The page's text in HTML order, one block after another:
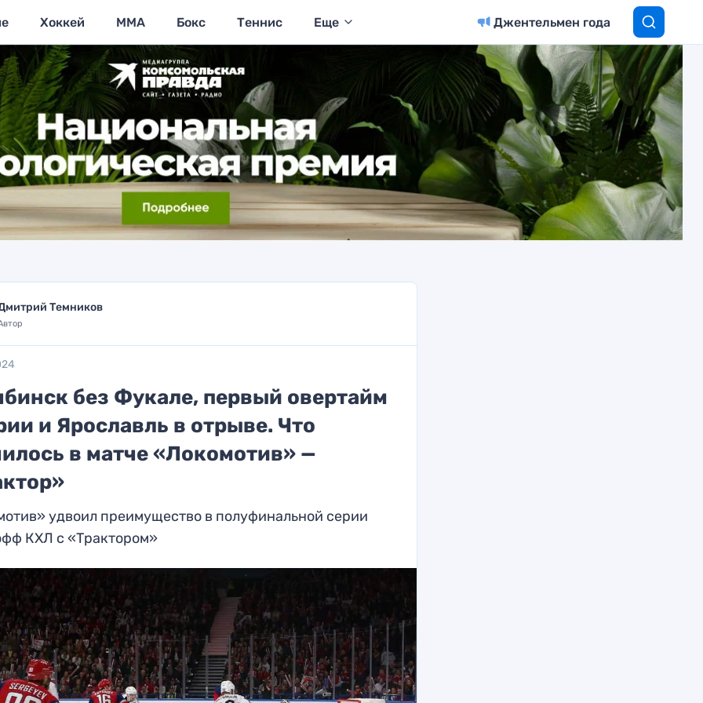
Хоккей MMA Бокс Теннис Еще Джентельмен года
Темников
без Фукале, первый овертайм
и Ярославль в отрыве. Что
в матче «Локомотив» —
удвоил преимущество в полуфинальной серии
КХЛ с «Трактором»